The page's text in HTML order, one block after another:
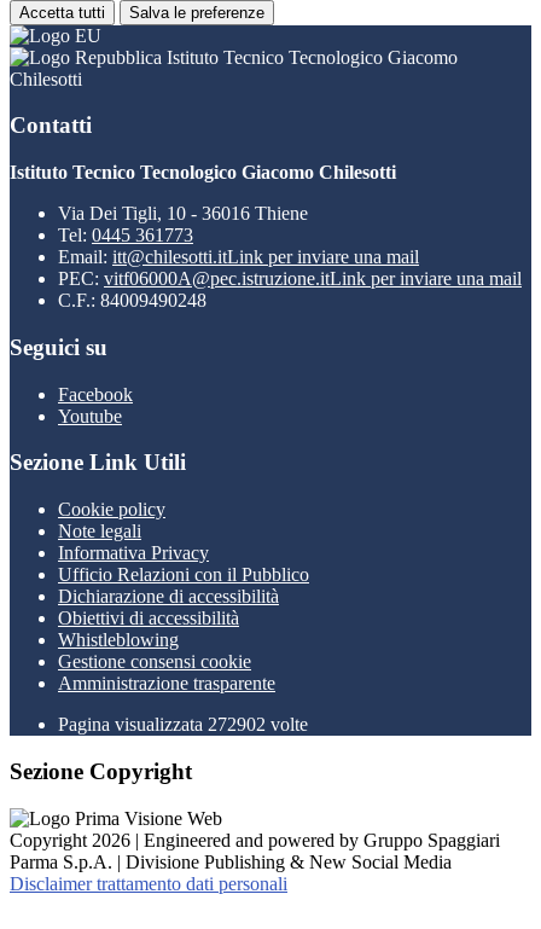
Accetta tutti Salva le preferenze
Istituto Tecnico Tecnologico Giacomo
Chilesotti
Contatti
Istituto Tecnico Tecnologico Giacomo Chilesotti
Via Dei Tigli, 10 - 36016 Thiene
Tel: 0445 361773
Email: itt@chilesotti.itLink per inviare una mail
PEC: vitf06000A@pec.istruzione.itLink per inviare una mail
C.F.: 84009490248
Seguici su
Facebook
Youtube
Sezione Link Utili
Cookie policy
Note legali
Informativa Privacy
Ufficio Relazioni con il Pubblico
Dichiarazione di accessibilità
Obiettivi di accessibilità
Whistleblowing
Gestione consensi cookie
Amministrazione trasparente
Pagina visualizzata 272902 volte
Sezione Copyright
Copyright 2026 | Engineered and powered by Gruppo Spaggiari
Parma S.p.A. | Divisione Publishing & New Social Media
Disclaimer trattamento dati personali